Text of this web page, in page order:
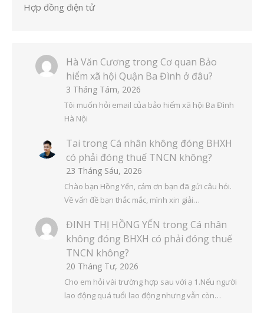
Hợp đồng điện tử
Hà Văn Cương trong Cơ quan Bảo
hiểm xã hội Quận Ba Đình ở đâu?
3 Tháng Tám, 2026
Tôi muốn hỏi email của bảo hiểm xã hội Ba Đình
Hà Nội
Tai trong Cá nhân không đóng BHXH
có phải đóng thuế TNCN không?
23 Tháng Sáu, 2026
Chào bạn Hồng Yến, cảm ơn bạn đã gửi câu hỏi.
Về vấn đề bạn thắc mắc, mình xin giải…
ĐINH THỊ HỒNG YẾN trong Cá nhân
không đóng BHXH có phải đóng thuế
TNCN không?
20 Tháng Tư, 2026
Cho em hỏi vài trường hợp sau với ạ 1.Nếu người
lao động quá tuổi lao động nhưng vẫn còn…